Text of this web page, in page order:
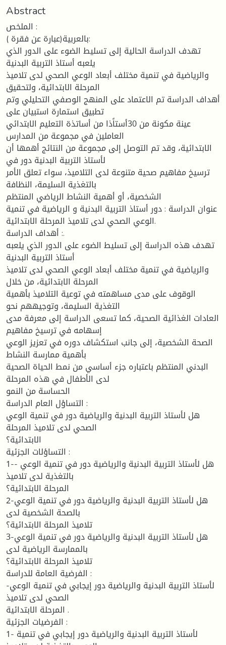
Abstract
الملخص :
بالعربية(عبارة عن فقرة ):
تهدف الدراسة الحالية إلى تسليط الضوء على الدور الذي
يلعبه أستاذ التربية البدنية
والرياضية في تنمية مختلف أبعاد الوعي الصحي لدى تلاميذ
المرحلة الابتدائية، ولتحقيق
أهداف الدراسة تم الاعتماد على المنهج الوصفي التحليلي وتم
تطبيق استمارة استبيان على
عينة مكونة من 30أستاًذا من أساتذة التعليم الابتدائي
العاملين في مجموعة من المدارس
الابتدائية، وقد تم التوصل إلى مجموعة من النتائج أهمها أن
لأستاذ التربية البدنية دور في
ترسيخ مفاهيم صحية متنوعة لدى التلاميذ، سواء تعلق الأمر
بالتغذية السليمة، النظافة
الشخصية، أو أهمية النشاط الرياضي المنتظم
عنوان الدراسة : دور أستاذ التربية البدنية و الرياضية في تنمية
الوعي الصحي لدى تلاميذ المرحلة الابتدائية.
أهداف الدراسة :.
تهدف هذه الدراسة إلى تسليط الضوء على الدور الذي يلعبه
أستاذ التربية البدنية
والرياضية في تنمية مختلف أبعاد الوعي الصحي لدى تلاميذ
المرحلة الابتدائية، من خلال
الوقوف على مدى مساهمته في توعية التلاميذ بأهمية
التغذية السليمة، وتوجيههم نحو
العادات الغذائية الصحية، كما تسعى الدراسة إلى معرفة مدى
إسهامه في ترسيخ مفاهيم
الصحة الشخصية، إلى جانب استكشاف دوره في تعزيز الوعي
بأهمية ممارسة النشاط
البدني المنتظم باعتباره جزء أساسي من نمط الحياة الصحية
لدى الأطفال في هذه المرحلة
الحساسة من النمو
التساؤل العام الدراسة :
هل لأستاذ التربية البدنية والرياضية دور في تنمية الوعي
الصحي لدى تلاميذ المرحلة
الابتدائية؟
التساؤلات الجزئية :
1-- هل لأستاذ التربية البدنية والرياضية دور في تنمية الوعي
بالتغذية لدى تلاميذ
المرحلة الابتدائية؟
2-هل لأستاذ التربية البدنية والرياضية دور في تنمية الوعي
بالصحة الشخصية لدى
تلاميذ المرحلة الابتدائية؟
3-هل لأستاذ التربية البدنية والرياضية دور في تنمية الوعي
بالممارسة الرياضية لدى
تلاميذ المرحلة الابتدائية؟
الفرضية العامة للدراسة :
-لأستاذ التربية البدنية والرياضية دور إيجابي في تنمية الوعي
الصحي لدى تلاميذ
المرحلة الابتدائية .
الفرضيات الجزئية :
1- لأستاذ التربية البدنية والرياضية دور إيجابي في تنمية